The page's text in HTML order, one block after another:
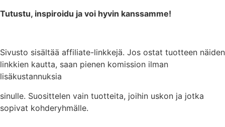
Tutustu, inspiroidu ja voi hyvin kanssamme!
Sivusto sisältää affiliate-linkkejä. Jos ostat tuotteen näiden
linkkien kautta, saan pienen komission ilman
lisäkustannuksia
sinulle. Suosittelen vain tuotteita, joihin uskon ja jotka
sopivat kohderyhmälle.